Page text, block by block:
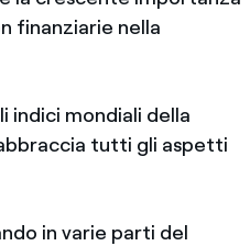
finanziarie nella
indici mondiali della
tutti gli aspetti
in varie parti del